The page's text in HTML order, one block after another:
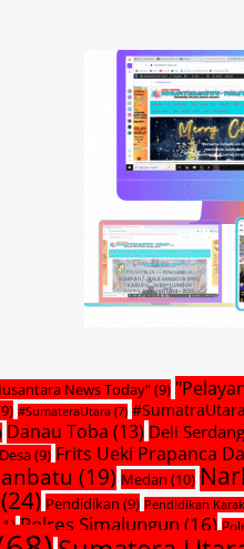
News Today"(9)
#SumateraUtara(7) #SumatraUtara
Danau Toba (13) Deli Serdang
(9) Frits Ueki Prapanca
(19) Medan (10)
Pendidikan (9) Pendidikan
Polres Simalungun (16)